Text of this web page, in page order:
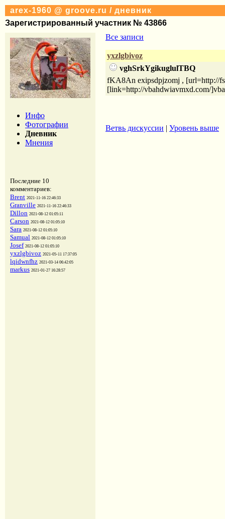
arex-1960 @ groove.ru / дневник
Зарегистрированный участник № 43866
Инфо
Фотографии
Дневник
Мнения
Последние 10
комментариев:
Brent 2021-11-16 22:46:33
Granville 2021-11-16 22:46:33
Dillon 2021-08-12 01:05:11
Carson 2021-08-12 01:05:10
Sara 2021-08-12 01:05:10
Samual 2021-08-12 01:05:10
Josef 2021-08-12 01:05:10
yxzlgbivoz 2021-05-11 17:37:05
lqidwnfhz 2021-03-14 06:42:05
markus 2021-01-27 16:28:57
Все записи
yxzlgbivoz
vghSrkYgikuglulTBQ
fKA8An exipsdpjzomj , [url=http://
[link=http://vbahdwiavmxd.com/
Ветвь дискуссии | Уровень выше